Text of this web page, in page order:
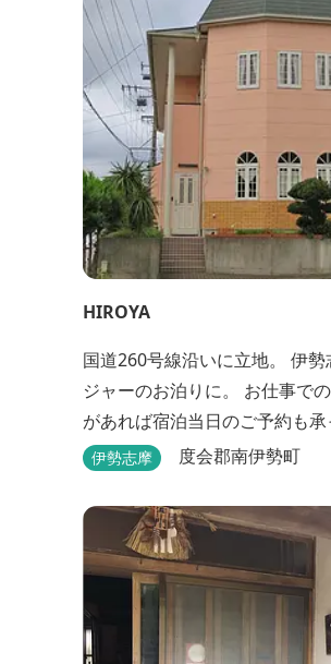
HIROYA
国道260号線沿いに立地。 伊
ジャーのお泊りに。 お仕事で
があれば宿泊当日のご予約も
リングのバイカーさんもお気軽
伊勢志摩 度会郡南伊勢町